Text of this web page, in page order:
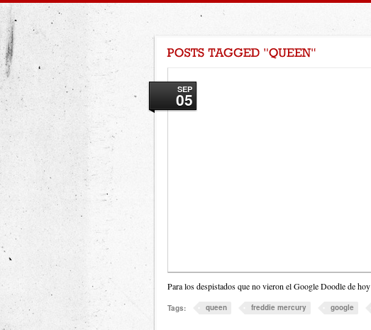
SEP
05
Para los despistados que no vieron el Google Doodle de hoy
Tags: queen freddie mercury google